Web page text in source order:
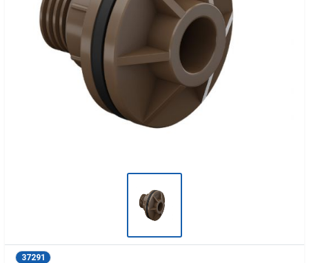
37291